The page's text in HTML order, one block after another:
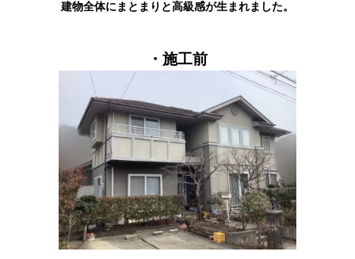
建物全体にまとまりと高級感が生まれました。
・施工前